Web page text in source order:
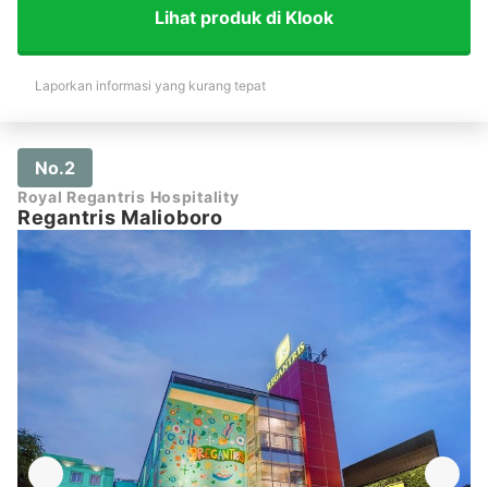
Lihat produk di Klook
Laporkan informasi yang kurang tepat
No.2
Royal Regantris Hospitality
Regantris Malioboro